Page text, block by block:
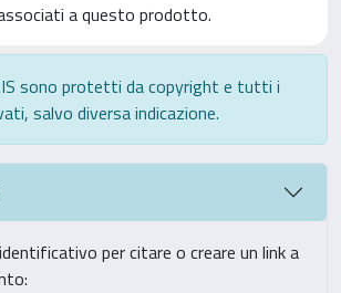
a questo prodotto.
sono protetti da copyright e tutti i
salvo diversa indicazione.
per citare o creare un link a